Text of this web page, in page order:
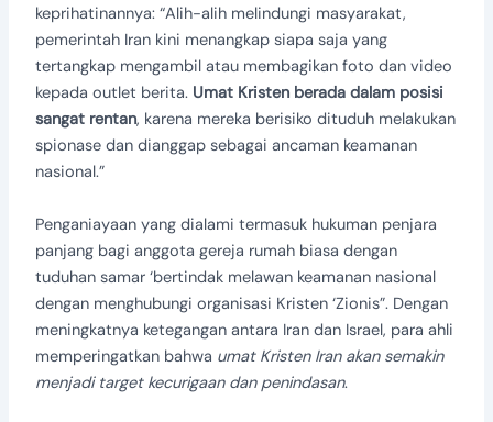
keprihatinannya: “Alih-alih melindungi masyarakat,
pemerintah Iran kini menangkap siapa saja yang
tertangkap mengambil atau membagikan foto dan video
kepada outlet berita. Umat Kristen berada dalam posisi
sangat rentan, karena mereka berisiko dituduh melakukan
spionase dan dianggap sebagai ancaman keamanan
nasional.”
Penganiayaan yang dialami termasuk hukuman penjara
panjang bagi anggota gereja rumah biasa dengan
tuduhan samar ‘bertindak melawan keamanan nasional
dengan menghubungi organisasi Kristen ‘Zionis”. Dengan
meningkatnya ketegangan antara Iran dan Israel, para ahli
memperingatkan bahwa umat Kristen Iran akan semakin
menjadi target kecurigaan dan penindasan.